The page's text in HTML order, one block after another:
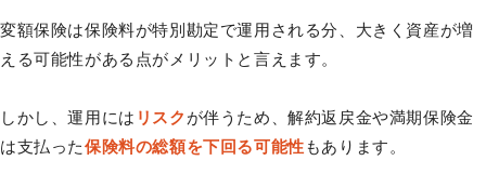
変額保険は保険料が特別勘定で運用される分、大きく資産が増
える可能性がある点がメリットと言えます。
しかし、運用には リスク が伴うため、解約返戻金や満期保険金
は支払った保険料の総額を下回る可能性 もあります。